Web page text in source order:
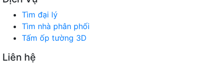
Tìm đại lý
Tìm nhà phân phối
Tấm ốp tường 3D
Liên hệ